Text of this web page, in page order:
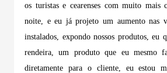
os turistas e cearenses com muito mais
noite, e eu já projeto um aumento nas
instalados, expondo nossos produtos, eu
rendeira, um produto que eu mesmo
diretamente para o cliente, eu estou